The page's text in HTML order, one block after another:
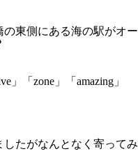
東側にある海の駅がオー
」「zone」「amazing」
たがなんとなく寄ってみ